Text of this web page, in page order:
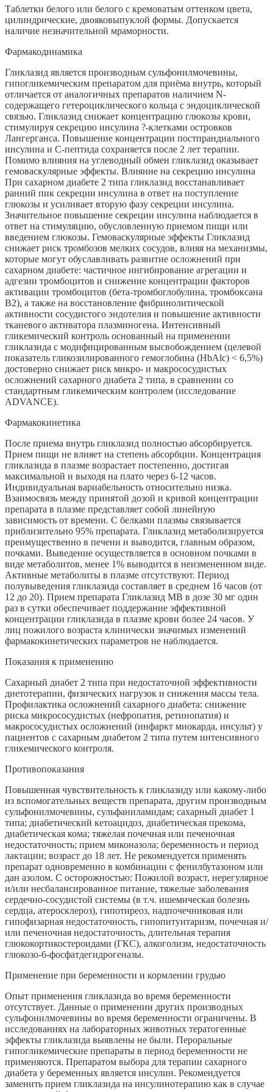
Таблетки белого или белого с кремоватым оттенком цвета,
цилиндрические, двояковыпуклой формы. Допускается
наличие незначительной мраморности.
Фармакодинамика
Гликлазид является производным сульфонилмочевины,
гипогликемическим препаратом для приёма внутрь, который
отличается от аналогичных препаратов наличием N-
содержащего гетероциклического кольца с эндоциклической
связью. Гликлазид снижает концентрацию глюкозы крови,
стимулируя секрецию инсулина ?-клетками островков
Лангерганса. Повышение концентрации постпрандиального
инсулина и С-пептида сохраняется после 2 лет терапии.
Помимо влияния на углеводный обмен гликлазид оказывает
гемоваскулярные эффекты. Влияние на секрецию инсулина
При сахарном диабете 2 типа гликлазид восстанавливает
ранний пик секреции инсулина в ответ на поступление
глюкозы и усиливает вторую фазу секреции инсулина.
Значительное повышение секреции инсулина наблюдается в
ответ на стимуляцию, обусловленную приемом пищи или
введением глюкозы. Гемоваскулярные эффекты Гликлазид
снижает риск тромбозов мелких сосудов, влияя на механизмы,
которые могут обуславливать развитие осложнений при
сахарном диабете: частичное ингибирование агрегации и
адгезии тромбоцитов и снижение концентрации факторов
активации тромбоцитов (бета-тромбоглобулина, тромбоксана
В2), а также на восстановление фибринолитической
активности сосудистого эндотелия и повышение активности
тканевого активатора плазминогена. Интенсивный
гликемический контроль основанный на применении
гликлазида с модифицированным высвобождением (целевой
показатель гликозилированного гемоглобина (HbAlc) < 6,5%)
достоверно снижает риск микро- и макрососудистых
осложнений сахарного диабета 2 типа, в сравнении со
стандартным гликемическим контролем (исследование
ADVANCE).
Фармакокинетика
После приема внутрь гликлазид полностью абсорбируется.
Прием пищи не влияет на степень абсорбции. Концентрация
гликлазида в плазме возрастает постепенно, достигая
максимальной и выходя на плато через 6-12 часов.
Индивидуальная вариабельность относительно низка.
Взаимосвязь между принятой дозой и кривой концентрации
препарата в плазме представляет собой линейную
зависимость от времени. С белками плазмы связывается
приблизительно 95% препарата. Гликлазид метаболизируется
преимущественно в печени и выводится, главным образом,
почками. Выведение осуществляется в основном почками в
виде метаболитов, менее 1% выводится в неизмененном виде.
Активные метаболиты в плазме отсутствуют. Период
полувыведения гликлазида составляет в среднем 16 часов (от
12 до 20). Прием препарата Гликлазид МВ в дозе 30 мг один
раз в сутки обеспечивает поддержание эффективной
концентрации гликлазида в плазме крови более 24 часов. У
лиц пожилого возраста клинически значимых изменений
фармакокинетических параметров не наблюдается.
Показания к применению
Сахарный диабет 2 типа при недостаточной эффективности
диетотерапии, физических нагрузок и снижения массы тела.
Профилактика осложнений сахарного диабета: снижение
риска микрососудистых (нефропатия, ретинопатия) и
макрососудистых осложнений (инфаркт миокарда, инсульт) у
пациентов с сахарным диабетом 2 типа путем интенсивного
гликемического контроля.
Противопоказания
Повышенная чувствительность к гликлазиду или какому-либо
из вспомогательных веществ препарата, другим производным
сульфонилмочевины, сульфаниламидам; сахарный диабет 1
типа; диабетический кетоацидоз, диабетическая прекома,
диабетическая кома; тяжелая почечная или печеночная
недостаточность; прием миконазола; беременность и период
лактации; возраст до 18 лет. Не рекомендуется применять
препарат одновременно в комбинации с фенилбутазоном или
дан азолом. С осторожностью: Пожилой возраст, нерегулярное
и/или несбалансированное питание, тяжелые заболевания
сердечно-сосудистой системы (в т.ч. ишемическая болезнь
сердца, атеросклероз), гипотиреоз, надпочечниковая или
гипофизарная недостаточность, гипопитуитаризм, почечная и/
или печеночная недостаточность, длительная терапия
глюкокортикостероидами (ГКС), алкоголизм, недостаточность
глюкозо-6-фосфатдегидрогеназы.
Применение при беременности и кормлении грудью
Опыт применения гликлазида во время беременности
отсутствует. Данные о применении других производных
сульфонилмочевины во время беременности ограничены. В
исследованиях на лабораторных животных тератогенные
эффекты гликлазида выявлены не были. Пероральные
гипогликемические препараты в период беременности не
применяются. Препаратом выбора для терапии сахарного
диабета у беременных является инсулин. Рекомендуется
заменить прием гликлазида на инсулинотерапию как в случае